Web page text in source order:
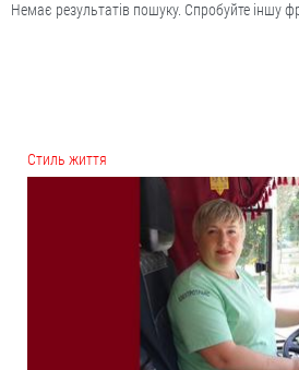
Немає результатів пошуку. Спробуйте іншу
Cтиль життя